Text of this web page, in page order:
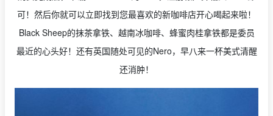
可！然后你就可以立即找到您最喜欢的新咖啡店开心喝起来啦！
Black Sheep的抹茶拿铁、越南冰咖啡、蜂蜜肉桂拿铁都是委员
最近的心头好！还有英国随处可见的Nero，早八来一杯美式清醒
还消肿！